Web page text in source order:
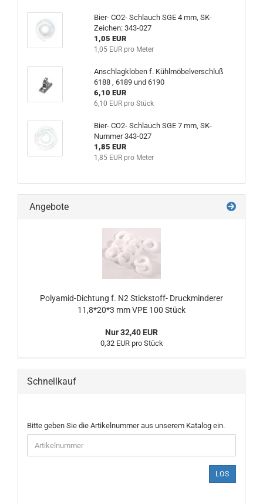
Bier- CO2- Schlauch SGE 4 mm, SK-
Zeichen: 343-027
1,05 EUR
1,05 EUR pro Meter
Anschlagkloben f. Kühlmöbelverschluß
6188 , 6189 und 6190
6,10 EUR
6,10 EUR pro Stück
Bier- CO2- Schlauch SGE 7 mm, SK-
Nummer 343-027
1,85 EUR
1,85 EUR pro Meter
Angebote
Polyamid-Dichtung f. N2 Stickstoff- Druckminderer
11,8*20*3 mm VPE 100 Stück
Nur 32,40 EUR
0,32 EUR pro Stück
Schnellkauf
BITTE
GEBEN
SIE
DIE
Bitte geben Sie die Artikelnummer aus unserem Katalog ein.
LOS